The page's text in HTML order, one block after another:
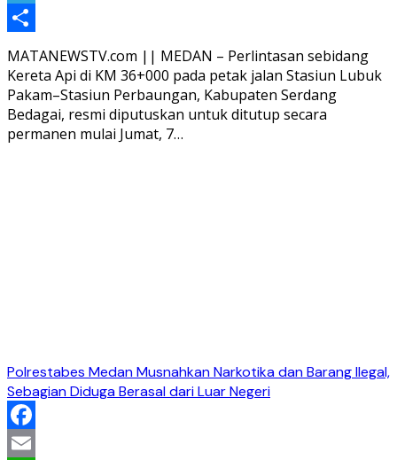
Telegram
Share
MATANEWSTV.com || MEDAN – Perlintasan sebidang
Kereta Api di KM 36+000 pada petak jalan Stasiun Lubuk
Pakam–Stasiun Perbaungan, Kabupaten Serdang
Bedagai, resmi diputuskan untuk ditutup secara
permanen mulai Jumat, 7…
Polrestabes Medan Musnahkan Narkotika dan Barang Ilegal,
Sebagian Diduga Berasal dari Luar Negeri
Facebook